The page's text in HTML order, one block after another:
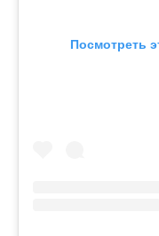
Посмотреть